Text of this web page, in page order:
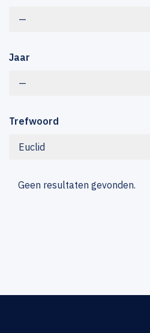
—
Jaar
—
Trefwoord
Euclid
Geen resultaten gevonden.